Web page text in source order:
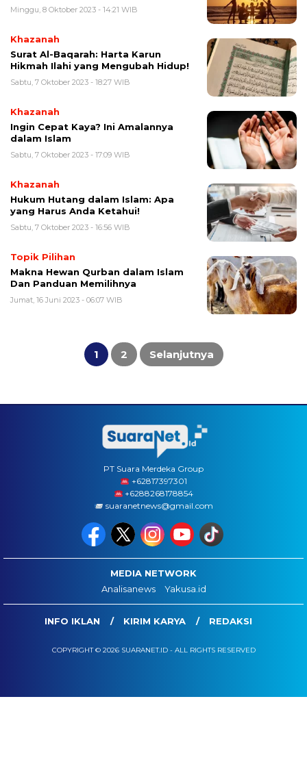
Minggu, 8 Oktober 2023 - 14:21 WIB
Khazanah
Surat Al-Baqarah: Harta Karun
Hikmah Ilahi yang Mengubah Hidup!
Sabtu, 7 Oktober 2023 - 18:27 WIB
Khazanah
Ingin Cepat Kaya? Ini Amalannya
dalam Islam
Sabtu, 7 Oktober 2023 - 17:09 WIB
Khazanah
Hukum Hutang dalam Islam: Apa
yang Harus Anda Ketahui!
Sabtu, 7 Oktober 2023 - 16:56 WIB
Topik Pilihan
Makna Hewan Qurban dalam Islam
Dan Panduan Memilihnya
Jumat, 16 Juni 2023 - 06:07 WIB
Paginasi
1 2 Selanjutnya
PT Suara Merdeka Group
‪+62817397301
+6288268178854
suaranetnews@gmail.com
MEDIA NETWORK
Analisanews
Yakusa.id
INFO IKLAN KIRIM KARYA REDAKSI
COPYRIGHT © 2026 SUARANET.ID - ALL RIGHTS RESERVED